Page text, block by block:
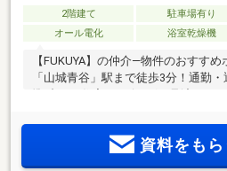
2階建て 駐車場有り
オール電化
浴室乾燥機
【FUKUYA】の仲介―物件のおすす
「山城青谷」駅まで徒歩3分！通勤
ズに駐車可能です！■小学校徒歩10
資料をも